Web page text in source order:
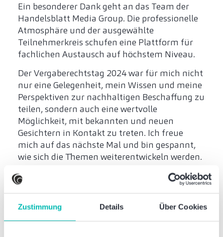
Zustimmung Details Über Cookies
Ein besonderer Dank geht an das Team der
Handelsblatt Media Group. Die professionelle
Atmosphäre und der ausgewählte
Teilnehmerkreis schufen eine Plattform für
fachlichen Austausch auf höchstem Niveau.
Der Vergaberechtstag 2024 war für mich nicht
nur eine Gelegenheit, mein Wissen und meine
Perspektiven zur nachhaltigen Beschaffung zu
teilen, sondern auch eine wertvolle
Möglichkeit, mit bekannten und neuen
Gesichtern in Kontakt zu treten. Ich freue
mich auf das nächste Mal und bin gespannt,
wie sich die Themen weiterentwickeln werden.
Fazit: Die Zukunft des
Vergaberechts ist
nachhaltig und digital